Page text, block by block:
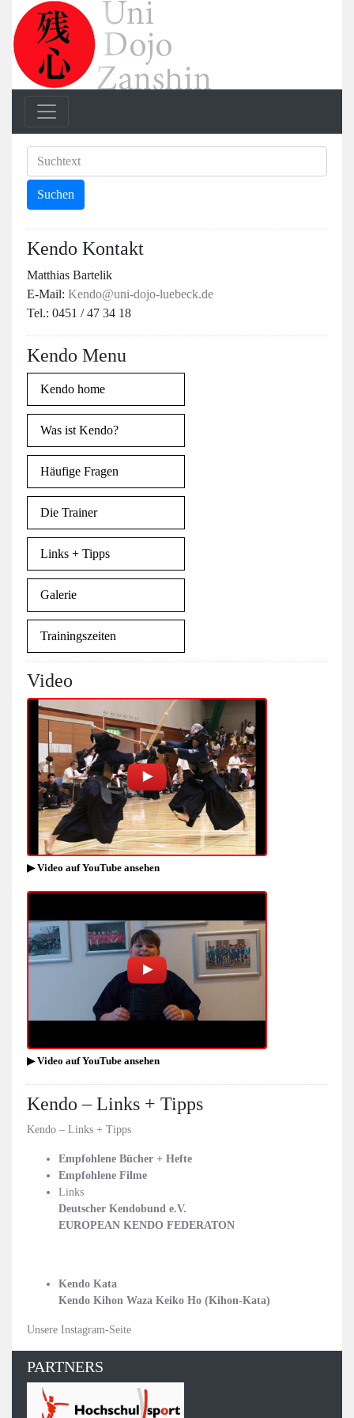
Kendo – Links + Tipps
Kendo – Links + Tipps
Empfohlene Bücher + Hefte
Empfohlene Filme
Links
Deutscher Kendobund e.V.
EUROPEAN KENDO FEDERATON
Kendo Kata
Kendo Kihon Waza Keiko Ho (Kihon-Kata)
Unsere Instagram-Seite
Kendo Kontakt
Matthias Bartelik
E-Mail: Kendo@uni-dojo-luebeck.de
Tel.: 0451 / 47 34 18
Kendo Menu
Kendo home
Was ist Kendo?
Häufige Fragen
Die Trainer
Links + Tipps
Galerie
Trainingszeiten
Video
▶ Video auf YouTube ansehen
▶ Video auf YouTube ansehen
PARTNERS